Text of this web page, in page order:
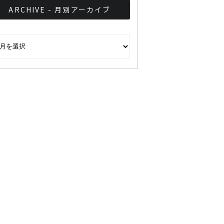
ARCHIVE - 月別アーカイブ
- 月別アーカイブ